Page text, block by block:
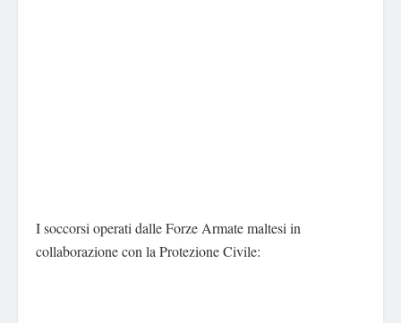
I soccorsi operati dalle Forze Armate maltesi in
collaborazione con la Protezione Civile: